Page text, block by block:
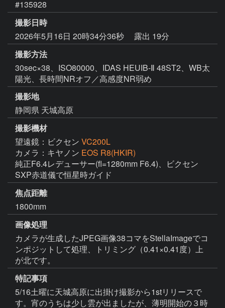
#135928
撮影日時
2026年5月16日 20時34分36秒
露出 19分
撮影方法
30sec×38、ISO80000、IDAS HEUIB-Ⅱ 48ST2、WB太
陽光、長時間NRオフ／高感度NR弱め
撮影地
静岡県 天城高原
撮影機材
望遠鏡：ビクセン VC200L
カメラ：キヤノン EOS R8(HKIR)
純正F6.4レデューサー(fl=1280mm F6.4)、ビクセン
SXP赤道儀で恒星時ガイド
焦点距離
1800mm
画像処理
カメラが生成したJPEG画像38コマをStellaImageでコ
ンポジットして処理、トリミング（0.41×0.41度）上
が北です。
特記事項
5/16土曜に天城高原に出掛け撮影から1stリリースで
す。宵のうちは少し雲が出ましたが、薄明開始の３時